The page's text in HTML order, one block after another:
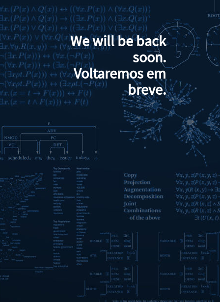
We will be back
soon.
Voltaremos em
breve.